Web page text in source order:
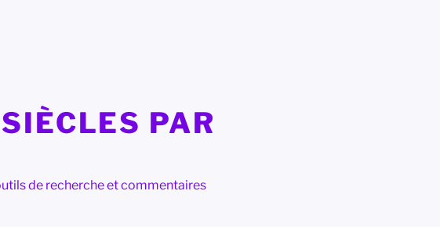
PAR
de recherche et commentaires